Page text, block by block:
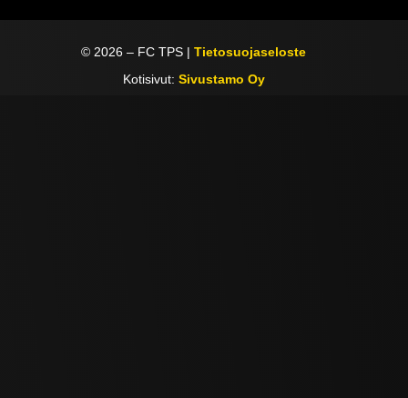
© 2026 – FC TPS |Tietosuojaseloste
Kotisivut: Sivustamo Oy